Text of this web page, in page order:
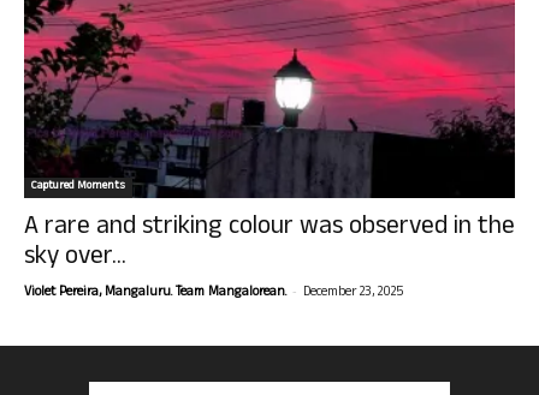
Captured Moments
A rare and striking colour was observed in the
sky over...
Violet Pereira, Mangaluru. Team Mangalorean. - December 23, 2025